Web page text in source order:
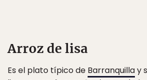
Arroz de lisa
Es el plato típico de Barranquillay